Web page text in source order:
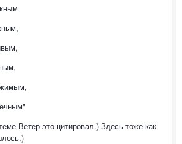
Ветер это цитировал.) Здесь тоже как